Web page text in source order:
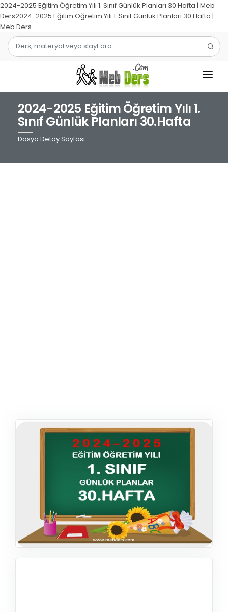
2024-2025 Eğitim Öğretim Yılı 1. Sınıf Günlük Planları 30.Hafta | Meb
Ders2024-2025 Eğitim Öğretim Yılı 1. Sınıf Günlük Planları 30.Hafta |
Meb Ders
1.SINIF
2.SINIF
2024-2025 Eğitim Öğretim Yılı 1.
Sınıf Günlük Planları 30.Hafta
Dosya Detay Sayfası